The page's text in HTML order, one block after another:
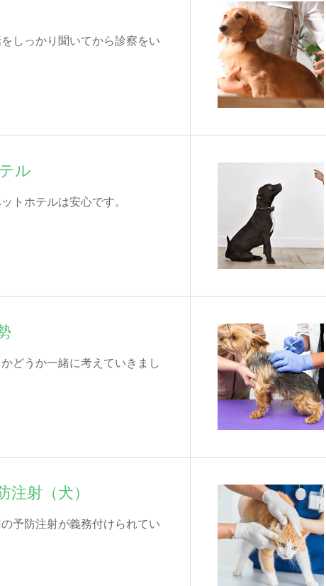
しっかり聞いてから診察をい
ル
トホテルは安心です。
どうか一緒に考えていきまし
注射（犬）
予防注射が義務付けられてい